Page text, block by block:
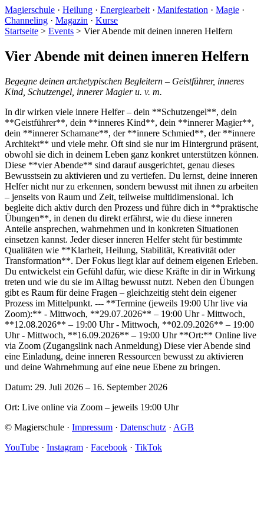
Magierschule · Heilung · Energiearbeit · Manifestation · Magie ·
Channeling · Magazin · Kurse
Startseite > Events > Vier Abende mit deinen inneren Helfern
Vier Abende mit deinen inneren Helfern
Begegne deinen archetypischen Begleitern – Geistführer, inneres
Kind, Schutzengel, innerer Magier u. v. m.
In dir wirken viele innere Helfer – dein **Schutzengel**, dein
**Geistführer**, dein **inneres Kind**, dein **innerer Magier**,
dein **innerer Schamane**, der **innere Schmied**, der **innere
Architekt** und viele mehr. Oft sind sie nur im Hintergrund präsent,
obwohl sie dich in deinem Leben ganz konkret unterstützen können.
Diese **vier Abende** sind darauf ausgerichtet, genau dieses
Bewusstsein zu aktivieren und zu vertiefen. Du lernst, deine inneren
Helfer nicht nur zu erkennen, sondern bewusst mit ihnen zu arbeiten
– jenseits von Raum und Zeit, teilweise multidimensional. Ich
begleite dich aktiv durch den Prozess und führe dich in **praktische
Übungen**, in denen du direkt erfährst, wie du diese inneren
Anteile ansprechen, wahrnehmen und in konkreten Situationen
einsetzen kannst. Jeder dieser inneren Helfer steht für bestimmte
Qualitäten wie **Klarheit, Heilung, Stabilität, Kreativität oder
Transformation**. Der Fokus liegt klar auf deinem eigenen Erleben.
Du entwickelst ein Gefühl dafür, wie diese Kräfte in dir in Wirkung
treten und wie du sie im Alltag bewusst nutzt. Neben den Übungen
gibt es Raum für deine Fragen – gleichzeitig steht dein eigener
Prozess im Mittelpunkt. --- **Termine (jeweils 19:00 Uhr live via
Zoom):** - Mittwoch, **29.07.2026** – 19:00 Uhr - Mittwoch,
**12.08.2026** – 19:00 Uhr - Mittwoch, **02.09.2026** – 19:00
Uhr - Mittwoch, **16.09.2026** – 19:00 Uhr **Ort:** Online live
via Zoom (Zugangslink nach Anmeldung) Diese vier Abende sind
eine Einladung, deine inneren Ressourcen bewusst zu aktivieren
und deine Wahrnehmung auf eine neue Ebene zu bringen.
Datum: 29. Juli 2026 – 16. September 2026
Ort: Live online via Zoom – jeweils 19:00 Uhr
© Magierschule · Impressum · Datenschutz · AGB
YouTube · Instagram · Facebook · TikTok